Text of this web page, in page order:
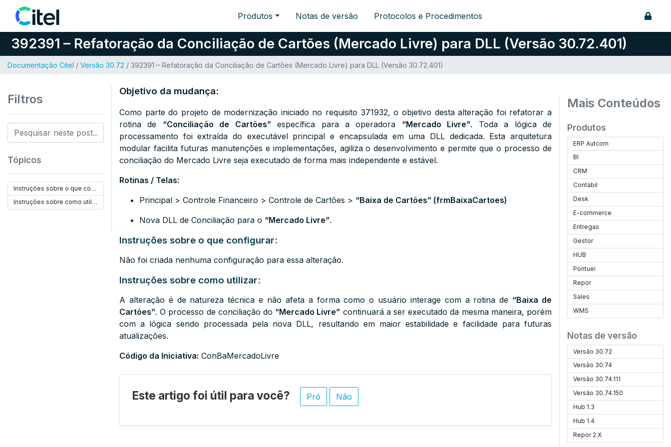
Pular para o conteúdo Produtos Notas de versão Protocolos e Procedimentos
392391 – Refatoração da Conciliação de Cartões (Mercado Livre) para DLL (Versão 30.72.401)
Documentação Citel / Versão 30.72 / 392391 – Refatoração da Conciliação de Cartões (Mercado Livre) para DLL (Versão 30.72.401)
Filtros
Tópicos
Instruções sobre o que configurar:
Instruções sobre como utilizar:
Objetivo da mudança:
Como parte do projeto de modernização iniciado no requisito 371932, o objetivo desta alteração foi refatorar a
rotina de “Conciliação de Cartões”específica para a operadora “Mercado Livre”. Toda a lógica de
processamento foi extraída do executável principal e encapsulada em uma DLL dedicada. Esta arquitetura
modular facilita futuras manutenções e implementações, agiliza o desenvolvimento e permite que o processo de
conciliação do Mercado Livre seja executado de forma mais independente e estável.
Rotinas / Telas:
Principal > Controle Financeiro > Controle de Cartões > “Baixa de Cartões” (frmBaixaCartoes)
Nova DLL de Conciliação para o “Mercado Livre”.
Instruções sobre o que configurar:
Não foi criada nenhuma configuração para essa alteração.
Instruções sobre como utilizar:
A alteração é de natureza técnica e não afeta a forma como o usuário interage com a rotina de “Baixa de
Cartões”. O processo de conciliação do “Mercado Livre” continuará a ser executado da mesma maneira, porém
com a lógica sendo processada pela nova DLL, resultando em maior estabilidade e facilidade para futuras
atualizações.
Código da Iniciativa: ConBaMercadoLivre
Este artigo foi útil para você? Pró Não
Mais Conteúdos
Produtos
ERP Autcom
BI
CRM
Contábil
Desk
E-commerce
Entregas
Gestor
HUB
Pontuei
Repor
Sales
WMS
Notas de versão
Versão 30.72
Versão 30.74
Versão 30.74.111
Versão 30.74.150
Hub 1.3
Hub 1.4
Repor 2.X